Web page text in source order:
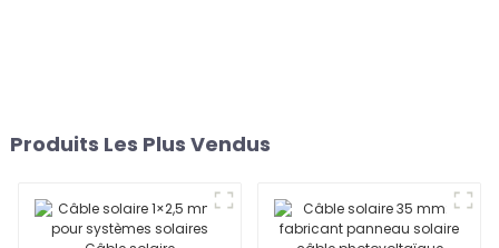
Produits Les Plus Vendus